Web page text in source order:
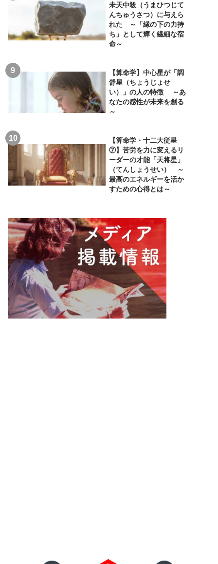
未天中殺（うまひつじて
んちゅうさつ）に与えら
れた ～「縁の下の力持
ち」として輝く繊細な宿
命～
【算命学】中心星が「調
舒星（ちょうじょせ
い）」の人の特徴 ～あ
なたの感性が未来を創る
～
【算命学・十二大従星
⑦】苦労を力に変えるリ
ーダーの才能「天将星」
（てんしょうせい） ～
最高のエネルギーを活か
すための心得とは～